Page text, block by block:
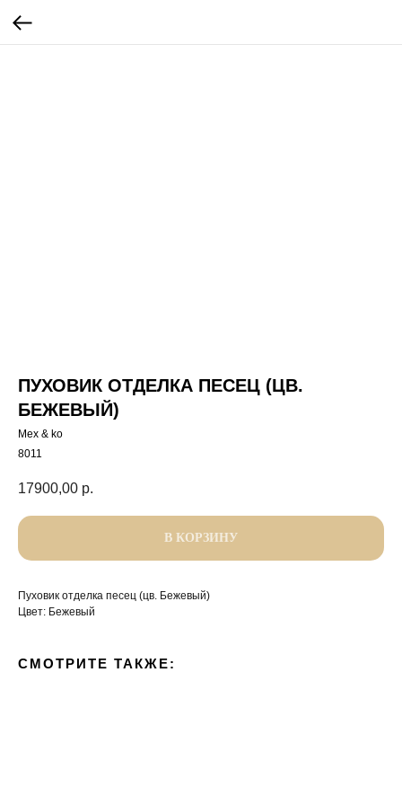
ПУХОВИК ОТДЕЛКА ПЕСЕЦ (ЦВ.
БЕЖЕВЫЙ)
Mex & ko
8011
17900,00 р.
В КОРЗИНУ
Пуховик отделка песец (цв. Бежевый)
Цвет: Бежевый
СМОТРИТЕ ТАКЖЕ: